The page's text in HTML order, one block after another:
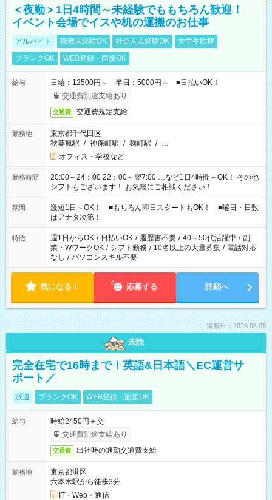
＜夜勤＞1日4時間～未経験でももちろん歓迎！
イベント会場でイスや机の運搬のお仕事
アルバイト 職種未経験OK 社会人未経験OK
大学生歓迎
ブランクOK
WEB登録・面接OK
給与
日給：12500円～ 半日：5000円～ ■日払いOK！
交通費別途支給あり
交通費 交通費規定支給
勤務地
東京都千代田区
秋葉原駅 / 神保町駅 / 麹町駅 / …
オフィス・学校など
勤務時間
20:00～24：00 22：00～翌7:00 …など1日4時間～OK！ その他
シフトもございます！ お気軽にご相談ください！
期間
激短1日～OK！ ■もちろん即日スタートもOK！ ■曜日・日数
はアナタ次第！
特徴 週1日からOK / 日払いOK / 履歴書不要 / 40～50代活躍中 / 副
業・WワークOK / シフト勤務 / 10名以上の大量募集 / 電話対応
なし / パソコンスキル不要
気になる！ 応募する 詳細へ
掲載日：2026.08.05
未読
完全在宅で16時まで！英語&日本語＼EC運営サ
ポート／
派遣 ブランクOK WEB登録・面接OK
給与
時給2450円＋交
交通費別途支給あり
交通費 出社時の通勤交通費支給
勤務地
東京都港区
六本木駅から徒歩3分
IT・Web・通信